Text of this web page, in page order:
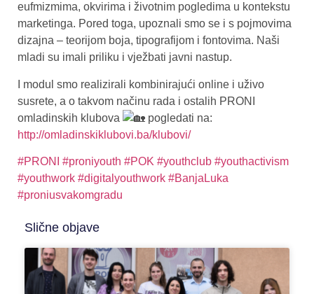
eufmizmima, okvirima i životnim pogledima u kontekstu
marketinga. Pored toga, upoznali smo se i s pojmovima
dizajna – teorijom boja, tipografijom i fontovima. Naši
mladi su imali priliku i vježbati javni nastup.
I modul smo realizirali kombinirajući online i uživo
susrete, a o takvom načinu rada i ostalih PRONI
omladinskih klubova
pogledati na:
http://omladinskiklubovi.ba/klubovi/
#PRONI #proniyouth #POK #youthclub #youthactivism
#youthwork #digitalyouthwork #BanjaLuka
#proniusvakomgradu
Slične objave